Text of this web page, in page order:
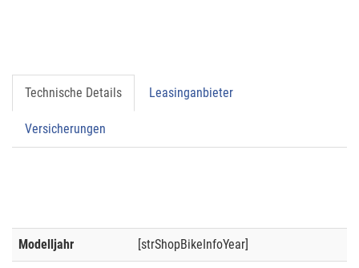
Technische Details Leasinganbieter
Versicherungen
Modelljahr [strShopBikeInfoYear]